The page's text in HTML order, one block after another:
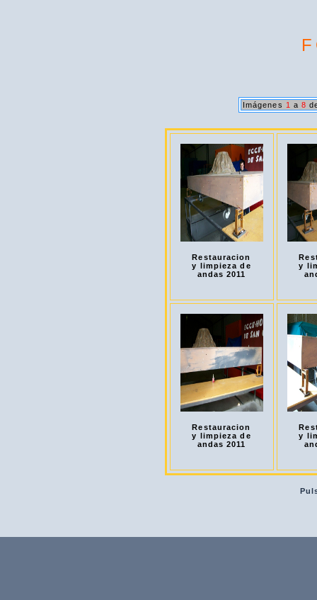
Imágenes 1 a8
Restauracion
y limpieza de
andas 2011
y
Restauracion
y limpieza de
andas 2011
y